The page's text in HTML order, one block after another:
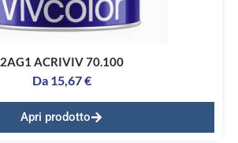
2AG1 ACRIVIV 70.100
Da 15,67€
Apri prodotto